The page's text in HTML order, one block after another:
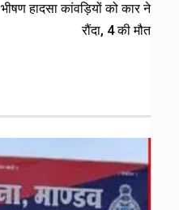
भीषण हादसा कांवड़ियों को कार ने
रौंदा, 4 की मौत